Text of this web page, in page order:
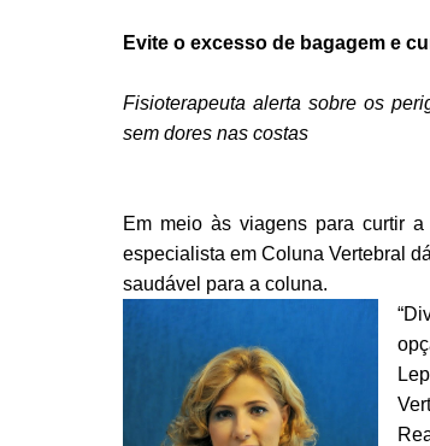
Evite o excesso de bagagem e
Fisioterapeuta alerta sobre os
sem dores nas costas
Em meio às viagens para curtir
especialista em Coluna Vertebral
saudável para a coluna.